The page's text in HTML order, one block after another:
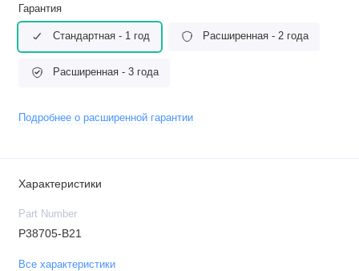
Гарантия
Стандартная - 1 год Расширенная - 2 года
Расширенная - 3 года
Подробнее о расширенной гарантии
Характеристики
Part Number
P38705-B21
Все характеристики